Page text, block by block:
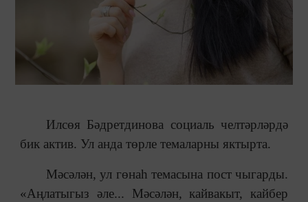
Илсөя Бәдретдинова социаль челтәрләрдә
бик актив. Ул анда төрле темаларны яктырта.
Мәсәлән, ул гөнаһ темасына пост чыгарды.
«Аңлатыгыз әле... Мәсәлән, кайвакыт, кайбер